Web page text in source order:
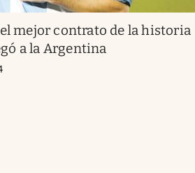
mejor contrato de la historia
a la Argentina